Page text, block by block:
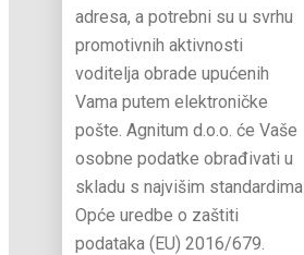
adresa, a potrebni su u svrhu
promotivnih aktivnosti
voditelja obrade upućenih
Vama putem elektroničke
pošte. Agnitum d.o.o. će Vaše
osobne podatke obrađivati u
skladu s najvišim standardima
Opće uredbe o zaštiti
podataka (EU) 2016/679.